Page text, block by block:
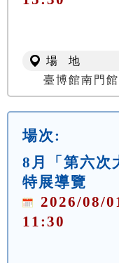
場 地
臺博館南門館
場次:
8月「第六次
特展導覽
2026/08/
11:30